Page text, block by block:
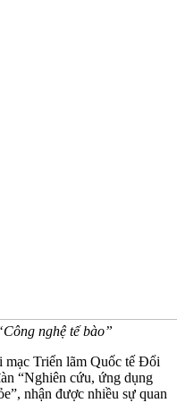
nghệ tế bào”
Triển lãm Quốc tế Đổi
“Nghiên cứu, ứng dụng
nhận được nhiều sự quan